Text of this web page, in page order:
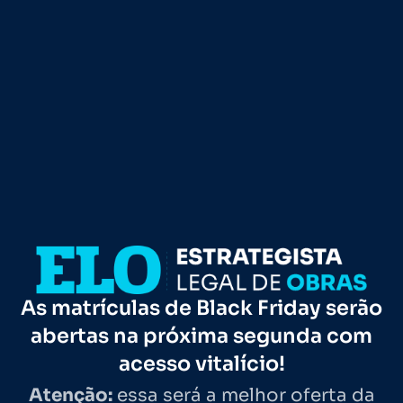
As matrículas de Black Friday serão
abertas na próxima segunda com
acesso vitalício!
Atenção:essa será a melhor oferta da